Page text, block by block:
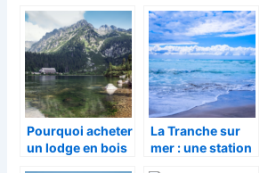
d’isere
Pourquoi acheter
un lodge en bois
La Tranche sur
mer : une station